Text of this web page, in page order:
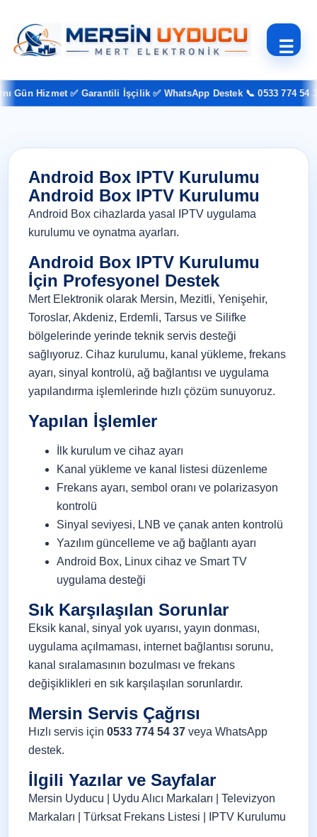
☰
Gün Hizmet ✅ Garantili İşçilik ✅ WhatsApp Destek 📞 0533 774 54 37
Android Box IPTV Kurulumu
Android Box IPTV Kurulumu
Android Box cihazlarda yasal IPTV uygulama
kurulumu ve oynatma ayarları.
Android Box IPTV Kurulumu
İçin Profesyonel Destek
Mert Elektronik olarak Mersin, Mezitli, Yenişehir,
Toroslar, Akdeniz, Erdemli, Tarsus ve Silifke
bölgelerinde yerinde teknik servis desteği
sağlıyoruz. Cihaz kurulumu, kanal yükleme, frekans
ayarı, sinyal kontrolü, ağ bağlantısı ve uygulama
yapılandırma işlemlerinde hızlı çözüm sunuyoruz.
Yapılan İşlemler
İlk kurulum ve cihaz ayarı
Kanal yükleme ve kanal listesi düzenleme
Frekans ayarı, sembol oranı ve polarizasyon
kontrolü
Sinyal seviyesi, LNB ve çanak anten kontrolü
Yazılım güncelleme ve ağ bağlantı ayarı
Android Box, Linux cihaz ve Smart TV
uygulama desteği
Sık Karşılaşılan Sorunlar
Eksik kanal, sinyal yok uyarısı, yayın donması,
uygulama açılmaması, internet bağlantısı sorunu,
kanal sıralamasının bozulması ve frekans
değişiklikleri en sık karşılaşılan sorunlardır.
Mersin Servis Çağrısı
Hızlı servis için 0533 774 54 37 veya WhatsApp
destek.
İlgili Yazılar ve Sayfalar
Mersin Uyducu Uydu Alıcı Markaları
Televizyon
Markaları
Türksat Frekans Listesi IPTV Kurulumu